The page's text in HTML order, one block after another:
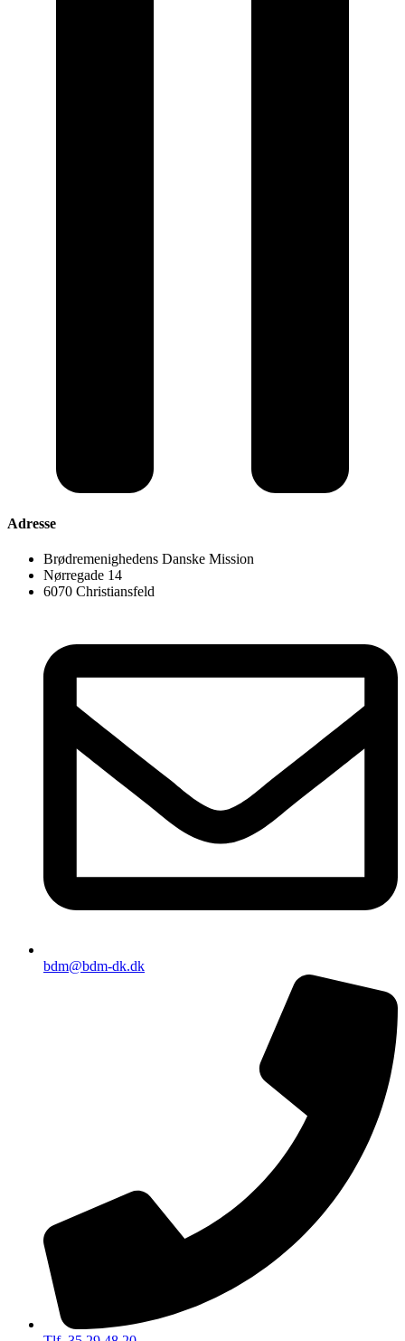
Adresse
Brødremenighedens Danske Mission
Nørregade 14
6070 Christiansfeld
bdm@bdm-dk.dk